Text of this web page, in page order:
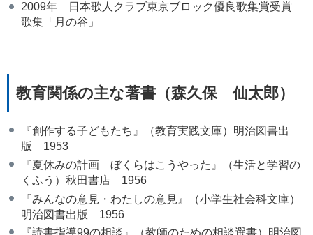
2009年 日本歌人クラブ東京ブロック優良歌集賞受賞
歌集「月の谷」
教育関係の主な著書（森久保 仙太郎）
『創作する子どもたち』（教育実践文庫）明治図書出
版 1953
『夏休みの計画 ぼくらはこうやった』（生活と学習の
くふう）秋田書店 1956
『みんなの意見・わたしの意見』（小学生社会科文庫）
明治図書出版 1956